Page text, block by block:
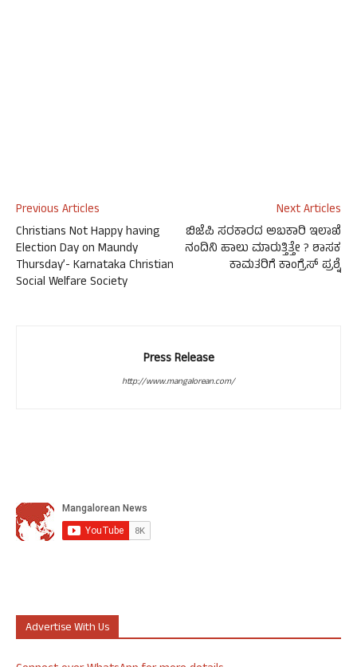
Previous Articles
Christians Not Happy having
Election Day on Maundy
Thursday’- Karnataka Christian
Social Welfare Society
Next Articles
ಬಿಜೆಪಿ ಸರಕಾರದ ಅಬಕಾರಿ ಇಲಾಖೆ
ನಂದಿನಿ ಹಾಲು ಮಾರುತ್ತಿತ್ತೇ ? ಶಾಸಕ
ಕಾಮತರಿಗೆ ಕಾಂಗ್ರೆಸ್ ಪ್ರಶ್ನೆ
Press Release
http://www.mangalorean.com/
Advertise With Us